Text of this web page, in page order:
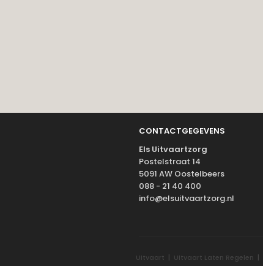
CONTACTGEGEVENS
Els Uitvaartzorg
Postelstraat 14
5091 AW Oostelbeers
088 - 21 40 400
info@elsuitvaartzorg.nl
Uitvaart | Uitvaart Laten Regelen |